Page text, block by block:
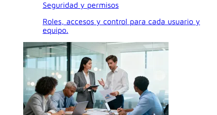
Seguridad y permisos
Roles, accesos y control para cada usuario y
equipo.